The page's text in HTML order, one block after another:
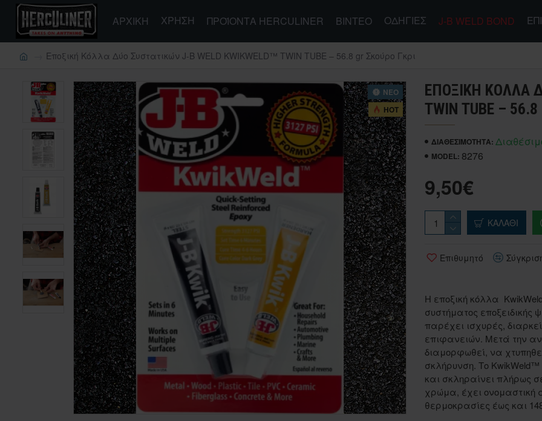
ΑΡΧΙΚΗ ΧΡΉΣΗ ΠΡΟΪΌΝΤΑ HERCULINER ΒΊΝΤΕΟ ΟΔΗΓΊΕΣ J-B WELD BOND
Εποξική Κόλλα Δύο Συστατικών J-B WELD KWIKWELD™ TWIN TUBE – 56.8 gr Σκούρο Γκρι
ΝΕΟ
HOT
ΕΠΟΞΙΚΉ ΚΌΛΛΑ
TWIN TUBE –
ΔΙΑΘΕΣΙΜΌΤΗΤΑ:
MODEL: 8276
9,50€
ΚΑΛΆΘΙ
Επιθυμητό
Η εποξική κόλλα
συστήματος εποξειδικής
παρέχει ισχυρές,
επιφανειών. Μετά την
διαμορφωθεί, να
σκλήρυνση. Το
και σκληραίνει πλήρως
χρώμα, έχει ονομαστική
θερμοκρασίες έως και